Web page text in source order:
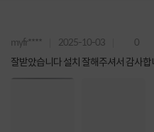
myfr**** 2025-10-03 0